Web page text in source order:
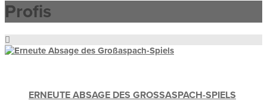
Profis
ERNEUTE ABSAGE DES GROSSASPACH-SPIELS